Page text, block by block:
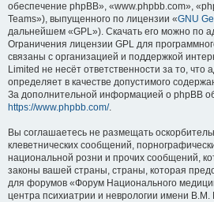
обеспечение phpBB», «www.phpbb.com»,
Teams»), выпущенного по лицензии «GNU
дальнейшем «GPL»). Скачать его можно по
Ограничения лицензии GPL для
связаны с организацией и поддержкой
Limited не несёт ответственности за то,
определяет в качестве допустимого
За дополнительной информацией о phpBB
https://www.phpbb.com/.
Вы соглашаетесь не размещать
клеветнических сообщений,
национальной розни и прочих сообщений,
законы вашей страны, страны, которая
для форумов «Форум Национального
центра психиатрии и неврологии имени